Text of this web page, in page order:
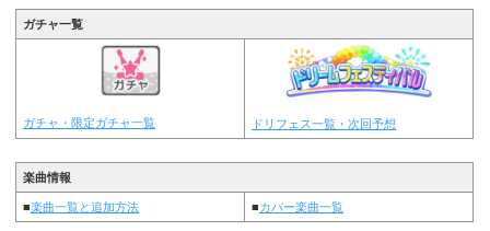
ガチャ一覧
ガチャ・限定ガチャ一覧 ドリフェス一覧・次回予想
楽曲情報
■楽曲一覧と追加方法 ■カバー楽曲一覧